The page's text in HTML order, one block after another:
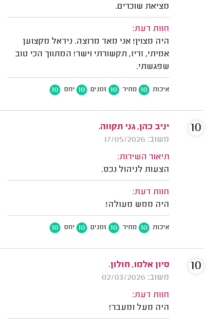
מציאת שוכרים.
חוות דעת:
היה מצוין! אני מאד מרוצה. נידאל מקצוען
אמיתי, זריז, תקשורתי וישר! המתווך הכי טוב
שפגשתי.
איכות 10 מחיר 10 זמנים 10 יחס 10
יניב כהן, גני תקווה.
משוב: 17/05/2026
תיאור השירות:
הצעות לניהול נכס.
חוות דעת:
היה ממש מעולה!
איכות 10 מחיר 10 זמנים 10 יחס 10
10
סיון אלמו, חולון.
משוב: 02/03/2026
חוות דעת:
היה מעל ומעבר!
10